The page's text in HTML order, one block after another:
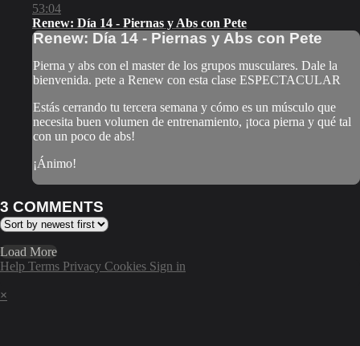
53:04
Renew: Día 14 - Piernas y Abs con Pete
Renew: Día 14 - Piernas y Abs con Pete
Pierna y abs con el master de los grupos musculares. Dale la
bienvenida. pete a Renew con esta clase ESPECTACULAR
Estás cerrando tu tercera semana y cómo es un músculo que
necesita buen volumen de entrenamiento, ¡toca pierna y qué tal
con un poco de abs!
¡Ánimo!
3 COMMENTS
Load More
Help Terms Privacy Cookies Sign in
×